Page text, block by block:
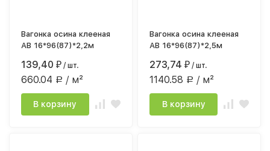
Вагонка осина клееная
АВ 16*96(87)*2,2м
139,40₽ / шт.
660.04 Р / м²
В корзину
Вагонка осина клееная
АВ 16*96(87)*2,5м
273,74₽ / шт.
1140.58 Р / м²
В корзину